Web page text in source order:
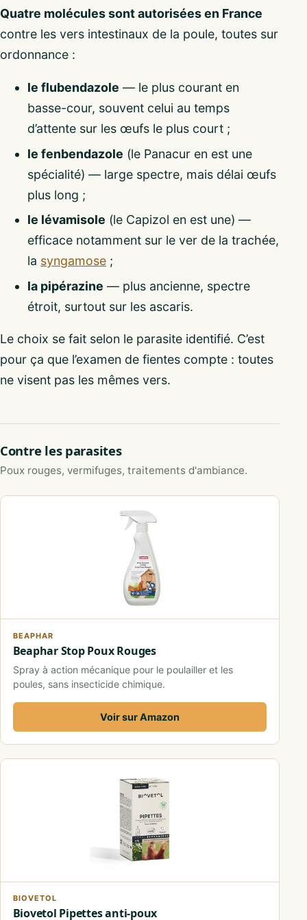
Quatre molécules sont autorisées en France
contre les vers intestinaux de la poule, toutes sur
ordonnance :
le flubendazole — le plus courant en
basse-cour, souvent celui au temps
d’attente sur les œufs le plus court ;
le fenbendazole (le Panacur en est une
spécialité) — large spectre, mais délai œufs
plus long ;
le lévamisole (le Capizol en est une) —
efficace notamment sur le ver de la trachée,
la syngamose ;
la pipérazine — plus ancienne, spectre
étroit, surtout sur les ascaris.
Le choix se fait selon le parasite identifié. C’est
pour ça que l’examen de fientes compte : toutes
ne visent pas les mêmes vers.
Contre les parasites
Poux rouges, vermifuges, traitements d'ambiance.
BEAPHAR
Beaphar Stop Poux Rouges
Spray à action mécanique pour le poulailler et les
poules, sans insecticide chimique.
Voir sur Amazon
BIOVETOL
Biovetol Pipettes anti-poux